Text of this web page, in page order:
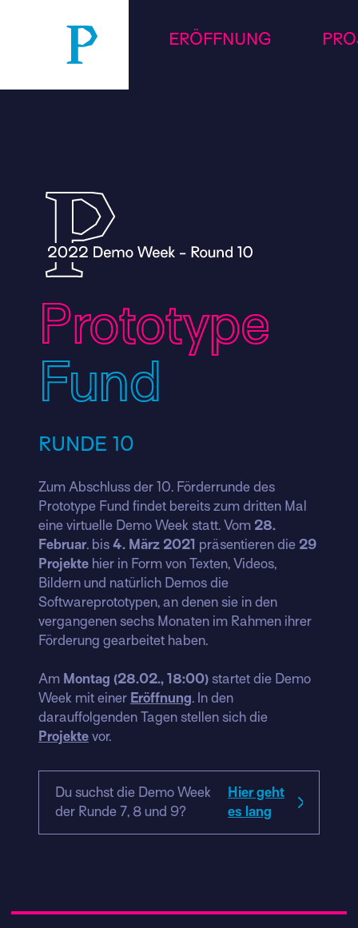
ERÖFFNUNG
Prototype
Fund
RUNDE 10
Zum Abschluss der 10. Förderrunde des
Prototype Fund findet bereits zum dritten Mal
eine virtuelle Demo Week statt. Vom 28.
Februar. bis 4. März 2021 präsentieren die 29
Projekte hier in Form von Texten, Videos,
Bildern und natürlich Demos die
Softwareprototypen, an denen sie in den
vergangenen sechs Monaten im Rahmen ihrer
Förderung gearbeitet haben.
Am Montag (28.02., 18:00) startet die Demo
Week mit einer Eröffnung. In den
darauffolgenden Tagen stellen sich die
Projekte vor.
Du suchst die Demo Week
der Runde 7, 8 und 9?
Hier geht
es lang